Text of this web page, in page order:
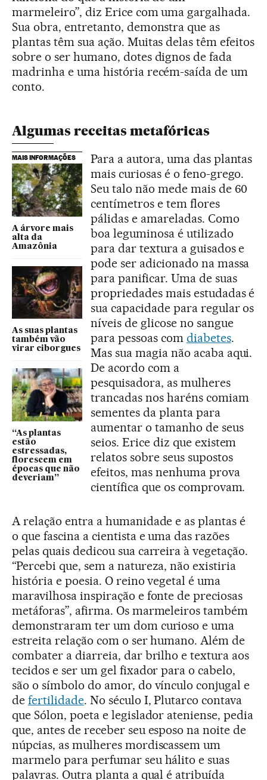
marmeleiro”, diz Erice com uma gargalhada.
Sua obra, entretanto, demonstra que as
plantas têm sua ação. Muitas delas têm efeitos
sobre o ser humano, dotes dignos de fada
madrinha e uma história recém-saída de um
conto.
Algumas receitas metafóricas
MAIS INFORMAÇÕES
A árvore mais
alta da
Amazônia
As suas plantas
também vão
virar ciborgues
“As plantas
estão
estressadas,
florescem em
épocas que não
deveriam”
Para a autora, uma das plantas
mais curiosas é o feno-grego.
Seu talo não mede mais de 60
centímetros e tem flores
pálidas e amareladas. Como
boa leguminosa é utilizado
para dar textura a guisados e
pode ser adicionado na massa
para panificar. Uma de suas
propriedades mais estudadas é
sua capacidade para regular os
níveis de glicose no sangue
para pessoas com diabetes.
Mas sua magia não acaba aqui.
De acordo com a
pesquisadora, as mulheres
trancadas nos haréns comiam
sementes da planta para
aumentar o tamanho de seus
seios. Erice diz que existem
relatos sobre seus supostos
efeitos, mas nenhuma prova
científica que os comprovam.
A relação entra a humanidade e as plantas é
o que fascina a cientista e uma das razões
pelas quais dedicou sua carreira à vegetação.
“Percebi que, sem a natureza, não existiria
história e poesia. O reino vegetal é uma
maravilhosa inspiração e fonte de preciosas
metáforas”, afirma. Os marmeleiros também
demonstraram ter um dom curioso e uma
estreita relação com o ser humano. Além de
combater a diarreia, dar brilho e textura aos
tecidos e ser um gel fixador para o cabelo,
são o símbolo do amor, do vínculo conjugal e
de fertilidade. No século I, Plutarco contava
que Sólon, poeta e legislador ateniense, pedia
que, antes de receber seu esposo na noite de
núpcias, as mulheres mordiscassem um
marmelo para perfumar seu hálito e suas
palavras. Outra planta a qual é atribuída